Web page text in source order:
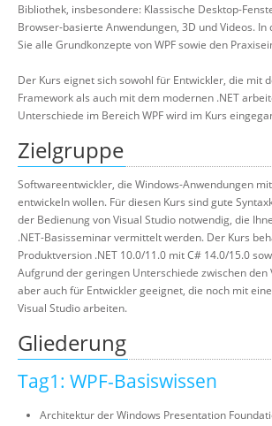
Bibliothek, insbesondere: Klassische Desktop-
Browser-basierte Anwendungen, 3D und Videos. In
Sie alle Grundkonzepte von WPF sowie den
Der Kurs eignet sich sowohl für Entwickler, die mit
Framework als auch mit dem modernen .NET
Unterschiede im Bereich WPF wird im Kurs
Zielgruppe
Softwareentwickler, die Windows-Anwendungen mit
entwickeln wollen. Für diesen Kurs sind gute
der Bedienung von Visual Studio notwendig, die
.NET-Basisseminar vermittelt werden. Der Kurs
Produktversion .NET 10.0/11.0 mit C# 14.0/15.0
Aufgrund der geringen Unterschiede zwischen den
aber auch für Entwickler geeignet, die noch mit
Visual Studio arbeiten.
Gliederung
Tag1: WPF-Basiswissen
Architektur der Windows Presentation